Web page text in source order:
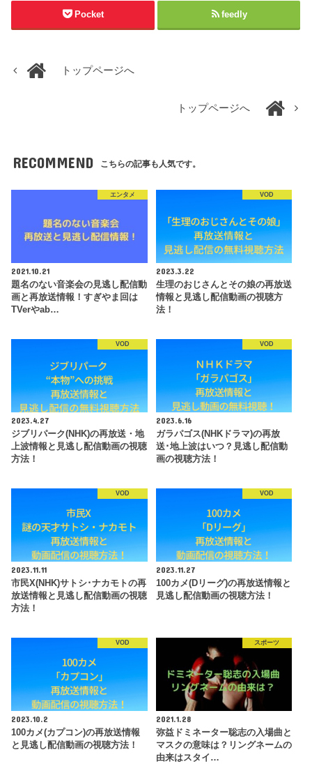
Pocket feedly
トップページへ
トップページへ
RECOMMEND こちらの記事も人気です。
エンタメ
2021.10.21
題名のない音楽会の見逃し配信動
画と再放送情報！すぎやま回は
TVerやab…
VOD
2023.3.22
生理のおじさんとその娘の再放送
情報と見逃し配信動画の視聴方
法！
VOD
2023.4.27
ジブリパーク(NHK)の再放送・地
上波情報と見逃し配信動画の視聴
方法！
VOD
2023.6.16
ガラパゴス(NHKドラマ)の再放
送･地上波はいつ？見逃し配信動
画の視聴方法！
VOD
2023.11.11
市民X(NHK)サトシ･ナカモトの再
放送情報と見逃し配信動画の視聴
方法！
VOD
2023.11.27
100カメ(Dリーグ)の再放送情報と
見逃し配信動画の視聴方法！
VOD
2023.10.2
100カメ(カプコン)の再放送情報
と見逃し配信動画の視聴方法！
スポーツ
2021.1.28
弥益ドミネーター聡志の入場曲と
マスクの意味は？リングネームの
由来はスタイ…